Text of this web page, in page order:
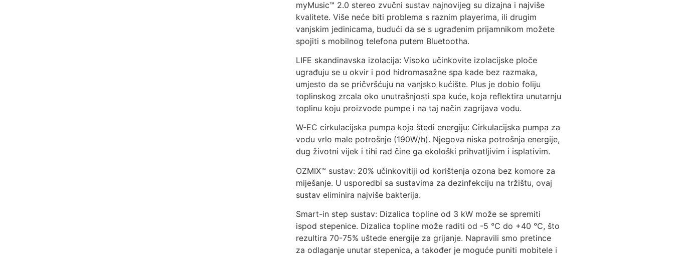
myMusic™ 2.0 stereo zvučni sustav najnovijeg su dizajna i najviše
kvalitete. Više neće biti problema s raznim playerima, ili drugim
vanjskim jedinicama, budući da se s ugrađenim prijamnikom možete
spojiti s mobilnog telefona putem Bluetootha.
LIFE skandinavska izolacija: Visoko učinkovite izolacijske ploče
ugrađuju se u okvir i pod hidromasažne spa kade bez razmaka,
umjesto da se pričvršćuju na vanjsko kućište. Plus je dobio foliju
toplinskog zrcala oko unutrašnjosti spa kuće, koja reflektira unutarnju
toplinu koju proizvode pumpe i na taj način zagrijava vodu.
W-EC cirkulacijska pumpa koja štedi energiju: Cirkulacijska pumpa za
vodu vrlo male potrošnje (190W/h). Njegova niska potrošnja energije,
dug životni vijek i tihi rad čine ga ekološki prihvatljivim i isplativim.
OZMIX™ sustav: 20% učinkovitiji od korištenja ozona bez komore za
miješanje. U usporedbi sa sustavima za dezinfekciju na tržištu, ovaj
sustav eliminira najviše bakterija.
Smart-in step sustav: Dizalica topline od 3 kW može se spremiti
ispod stepenice. Dizalica topline može raditi od -5 °C do +40 °C, što
rezultira 70-75% uštede energije za grijanje. Napravili smo pretince
za odlaganje unutar stepenica, a također je moguće puniti mobitele i